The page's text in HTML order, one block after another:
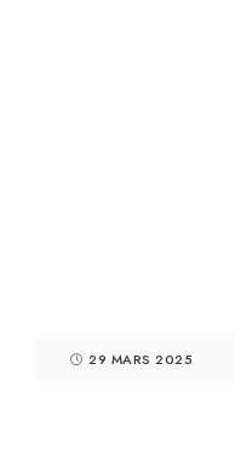
29 MARS 2025